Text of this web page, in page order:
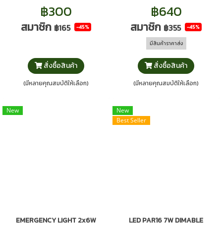
฿300
สมาชิก ฿165 -45%
สั่งซื้อสินค้า
(มีหลายคุณสมบัติให้เลือก)
฿640
สมาชิก ฿355 -45%
มีสินค้าราคาส่ง
สั่งซื้อสินค้า
(มีหลายคุณสมบัติให้เลือก)
New
EMERGENCY LIGHT 2x6W
New
Best Seller
LED PAR16 7W DIMABLE